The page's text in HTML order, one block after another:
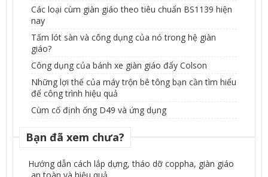
Các loại cùm giàn giáo theo tiêu chuẩn BS1139 hiện
nay
Tấm lót sàn và công dụng của nó trong hệ giàn
giáo?
Công dụng của bánh xe giàn giáo đẩy Colson
Những lợi thế của máy trộn bê tông bạn cần tìm hiểu
để công trình hiệu quả
Cùm cố định ống D49 và ứng dụng
Bạn đã xem chưa?
Hướng dẫn cách lắp dựng, tháo dỡ coppha, giàn giáo